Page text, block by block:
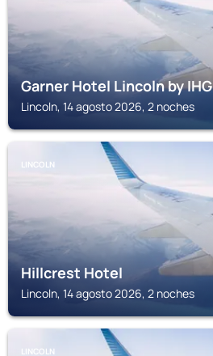
Garner Hotel Lincoln by IHG
Lincoln, 14 agosto 2026, 2 noches
LINCOLN
Hillcrest Hotel
Lincoln, 14 agosto 2026, 2 noches
LINCOLN